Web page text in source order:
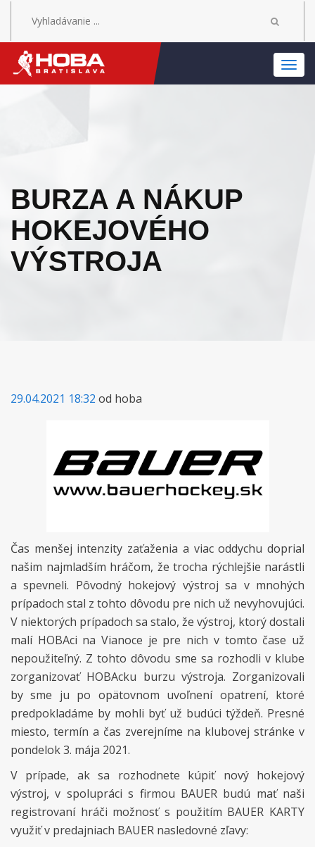
BURZA A NÁKUP
HOKEJOVÉHO
VÝSTROJA
29.04.2021 18:32 od hoba
Čas menšej intenzity zaťaženia a viac oddychu doprial
našim najmladším hráčom, že trocha rýchlejšie narástli
a spevneli. Pôvodný hokejový výstroj sa v mnohých
prípadoch stal z tohto dôvodu pre nich už nevyhovujúci.
V niektorých prípadoch sa stalo, že výstroj, ktorý dostali
malí HOBAci na Vianoce je pre nich v tomto čase už
nepoužiteľný. Z tohto dôvodu sme sa rozhodli v klube
zorganizovať HOBAcku burzu výstroja. Zorganizovali
by sme ju po opätovnom uvoľnení opatrení, ktoré
predpokladáme by mohli byť už budúci týždeň. Presné
miesto, termín a čas zverejníme na klubovej stránke v
pondelok 3. mája 2021.
V prípade, ak sa rozhodnete kúpiť nový hokejový
výstroj, v spolupráci s firmou BAUER budú mať naši
registrovaní hráči možnosť s použitím BAUER KARTY
využiť v predajniach BAUER nasledovné zľavy: